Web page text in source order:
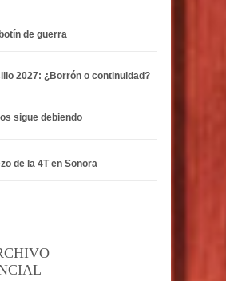
de guerra
2027: ¿Borrón o continuidad?
sigue debiendo
de la 4T en Sonora